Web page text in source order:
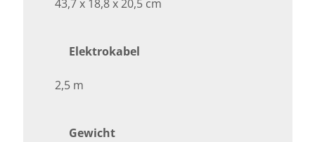
43,7 x 18,8 x 20,5 cm
Elektrokabel
2,5 m
Gewicht